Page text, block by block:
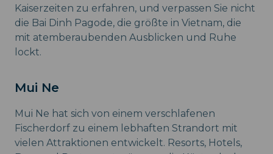
Kaiserzeiten zu erfahren, und verpassen Sie nicht
die Bai Dinh Pagode, die größte in Vietnam, die
mit atemberaubenden Ausblicken und Ruhe
lockt.
Mui Ne
Mui Ne hat sich von einem verschlafenen
Fischerdorf zu einem lebhaften Strandort mit
vielen Attraktionen entwickelt. Resorts, Hotels,